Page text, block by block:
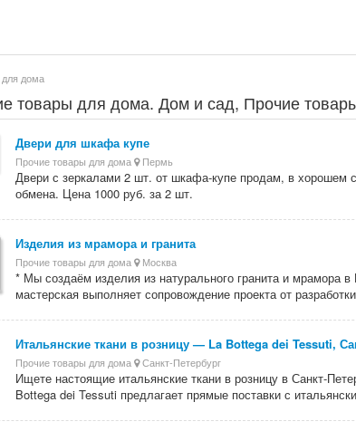
дома
товары для дома. Дом и сад, Прочие
Двери для шкафа купе
Прочие товары для дома Пермь
Двери с зеркалами 2 шт. от шкафа-купе продам, в хорошем
обмена. Цена 1000 руб. за 2 шт.
Изделия из мрамора и гранита
Прочие товары для дома Москва
* Мы создаём изделия из натурального гранита и мрамора
мастерская выполняет сопровождение проекта от
Итальянские ткани в розницу — La Bottega dei Tessuti,
Прочие товары для дома Санкт-Петербург
Ищете настоящие итальянские ткани в розницу в Санкт-
Bottega dei Tessuti предлагает прямые поставки с